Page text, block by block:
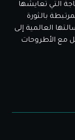
الحاجة التي تعايشها
بالثورة
العالمية إلى
مع الأطروحات